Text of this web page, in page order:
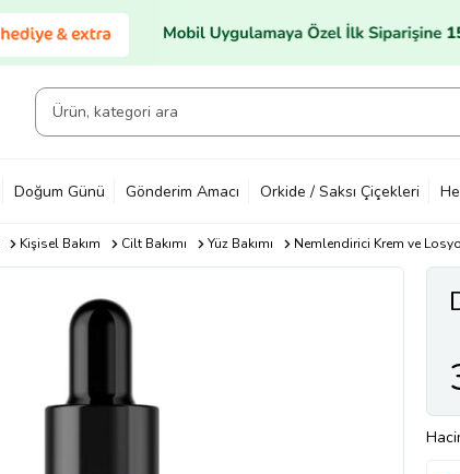
Doğum Günü Gönderim Amacı Orkide / Saksı Çiçekleri
Kişisel Bakım Cilt Bakımı Yüz Bakımı Nemlendirici Krem ve